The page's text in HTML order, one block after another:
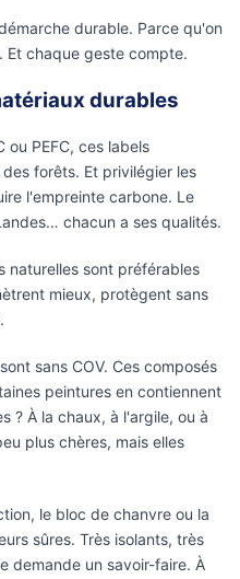
durable. Parce qu'on
Et chaque geste compte.
durables
ou PEFC, ces labels
forêts. Et privilégier les
l'empreinte carbone. Le
chacun a ses qualités.
naturelles sont préférables
mieux, protègent sans
sans COV. Ces composés
peintures en contiennent
? À la chaux, à l'argile, ou à
plus chères, mais elles
le bloc de chanvre ou la
sûres. Très isolants, très
demande un savoir-faire. À